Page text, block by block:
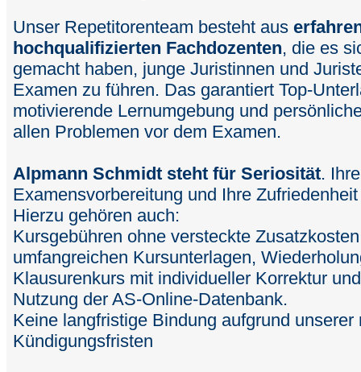
Unser Repetitorenteam besteht aus
hochqualifizierten Fachdozenten, die es
gemacht haben, junge Juristinnen und
Examen zu führen. Das garantiert Top-
motivierende Lernumgebung und
allen Problemen vor dem Examen.
Alpmann Schmidt steht für Seriosität.
Examensvorbereitung und Ihre
Hierzu gehören auch:
Kursgebühren ohne versteckte
umfangreichen Kursunterlagen,
Klausurenkurs mit individueller Korrektur
Nutzung der AS-Online-Datenbank.
Keine langfristige Bindung aufgrund unserer
Kündigungsfristen